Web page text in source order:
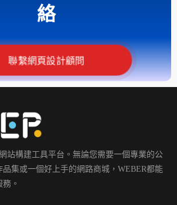
絡
聯繫網頁設計顧問
站構建工具平台。無論您需要一個專業的公
集或一個好上手的網路商城，WEBER都能
。